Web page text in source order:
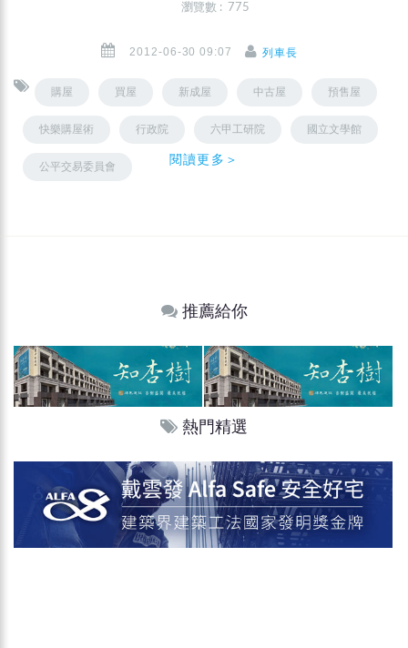
瀏覽數 : 775
2012-06-30 09:07 列車長
購屋 買屋 新成屋 中古屋 預售屋
快樂購屋術 行政院 六甲工研院 國立文學館
公平交易委員會 閱讀更多＞
推薦給你
熱門精選